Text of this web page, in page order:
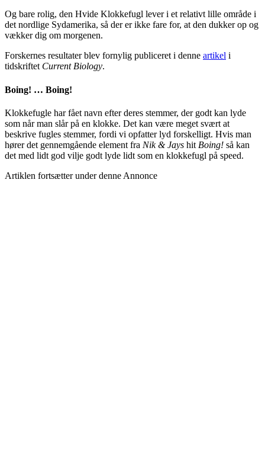
Og bare rolig, den Hvide Klokkefugl lever i et relativt lille område i
det nordlige Sydamerika, så der er ikke fare for, at den dukker op og
vækker dig om morgenen.
Forskernes resultater blev fornylig publiceret i denne artikel i
tidskriftet Current Biology.
Boing! … Boing!
Klokkefugle har fået navn efter deres stemmer, der godt kan lyde
som når man slår på en klokke. Det kan være meget svært at
beskrive fugles stemmer, fordi vi opfatter lyd forskelligt. Hvis man
hører det gennemgående element fra Nik & Jays hit Boing! så kan
det med lidt god vilje godt lyde lidt som en klokkefugl på speed.
Artiklen fortsætter under denne Annonce